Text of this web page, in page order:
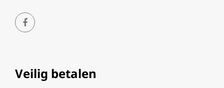
Veilig betalen